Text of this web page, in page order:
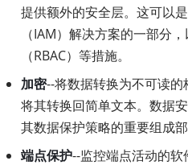
提供额外的安全层。这可以
（IAM）解决方案的一部分
（RBAC）等措施。
加密--将数据转换为不可读
将其转换回简单文本。数据
其数据保护策略的重要组成部
端点保护--监控端点活动的